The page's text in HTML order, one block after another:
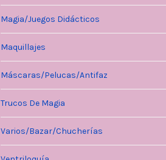
Magia/Juegos Didácticos
Maquillajes
Máscaras/Pelucas/Antifaz
Trucos De Magia
Varios/Bazar/Chucherías